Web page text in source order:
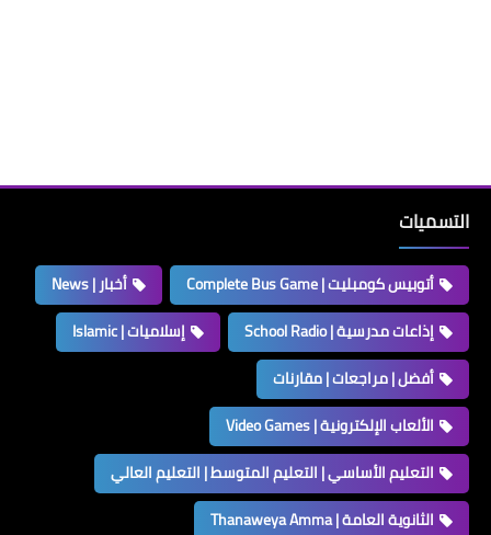
التسميات
أتوبيس كومبليت | Complete Bus Game
أخبار | News
إذاعات مدرسية | School Radio
إسلاميات | Islamic
أفضل | مراجعات | مقارنات
الألعاب الإلكترونية | Video Games
التعليم الأساسي | التعليم المتوسط | التعليم العالي
الثانوية العامة | Thanaweya Amma